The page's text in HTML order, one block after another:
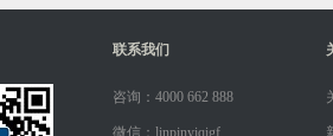
联系我们
咨询：4000 662 888
微信：linpinyiqigf